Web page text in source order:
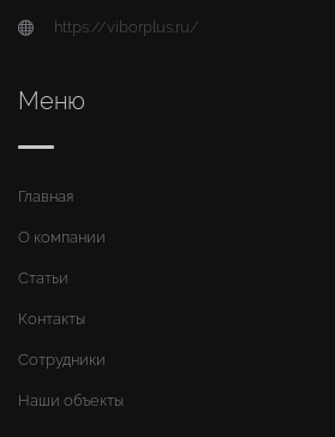
https://viborplus.ru/
Меню
Главная
О компании
Статьи
Контакты
Сотрудники
Наши объекты